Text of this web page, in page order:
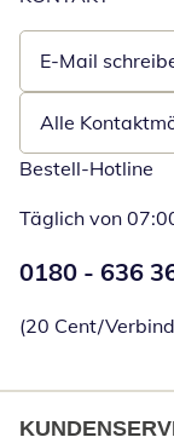
E-Mail
Öffnet E-Mail-
Alle
Bestell-Hotline
Täglich von
0180 - 636
(20 Cent/